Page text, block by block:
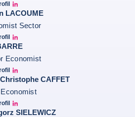
LACOUME
Sector
linkedin
Economist
linkedin
CAFFET
SIELEWICZ